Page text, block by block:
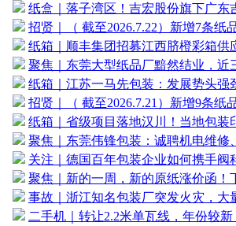
纸盒｜落子湾区！吉宏股份旗下广东
招贤｜（ 截至2026.7.22）新增7条纸
纸箱｜顺丰集团招募江西脐橙彩箱供
聚焦｜东莞大型纸品厂黯然结业，近
纸箱｜江苏一马先包装：发展势头强
招贤｜（ 截至2026.7.21）新增9条纸
纸箱｜省级项目落地汉川！当地包装
聚焦｜东莞伟锋包装：诚聘机电维修
关注｜德国百年包装企业如何携手阀
聚焦｜新的一周，新的原纸涨价函！
事故｜浙江知名包装厂突发火灾，大
二手机｜转让2.2米单瓦线，年份较新